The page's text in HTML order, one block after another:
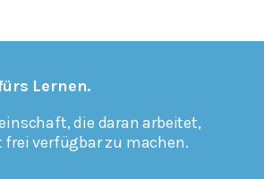
Lernen.
die daran arbeitet,
verfügbar zu machen.